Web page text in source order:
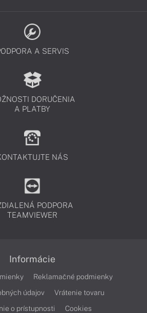
A SERVIS
DORUČENIA
A PLATBY
NÁS
PODPORA
TEAMVIEWER
Informácie
Reklamačné podmienky
údajov
Vrátenie tovaru
o prístupnosti
Cookies